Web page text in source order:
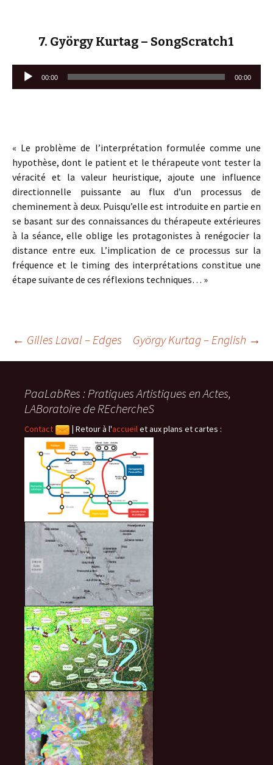
7. György Kurtag – SongScratch1
Lecteur
audio
00:00 00:00
« Le problème de l’interprétation formulée comme une
hypothèse, dont le patient et le thérapeute vont tester la
véracité et la valeur heuristique, ajoute une influence
directionnelle puissante au flux d’un processus de
cheminement à deux. Puisqu’elle est introduite en partie en
se basant sur des connaissances du thérapeute extérieures
à la séance, elle oblige les protagonistes à renégocier la
distance entre eux. L’implication de ce processus sur la
fréquence et le timing des interprétations constitue une
étape suivante de ces réflexions techniques… »
Navigation
des
articles
← Gilles Laval – Edges György Kurtag – English →
PaaLabRes : Pratiques Artistiques en Actes,
LABoratoire de REchercheS
Contact | Retour à l'accueilet aux plans et cartes :